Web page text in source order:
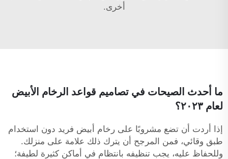
أخرى.
ما أحدث الصيحات في تصاميم قواعد الرخام الأبيض
لعام ٢٠٢٣؟
إذا أردت أن تضع مشروبًا على رخام أبيض فريد دون استخدام
طبق وقائي، فمن المرجح أن يترك ذلك علامة على منزلك.
وللحفاظ عليه، يجب تنظيفه بانتظام في أماكن كثيرة لطيفة؛